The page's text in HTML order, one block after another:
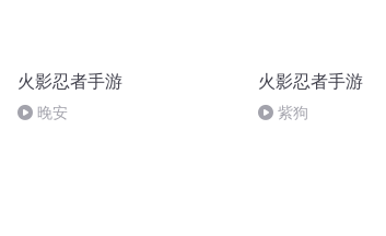
火影忍者手游
晚安
火影忍者手游
紫狗